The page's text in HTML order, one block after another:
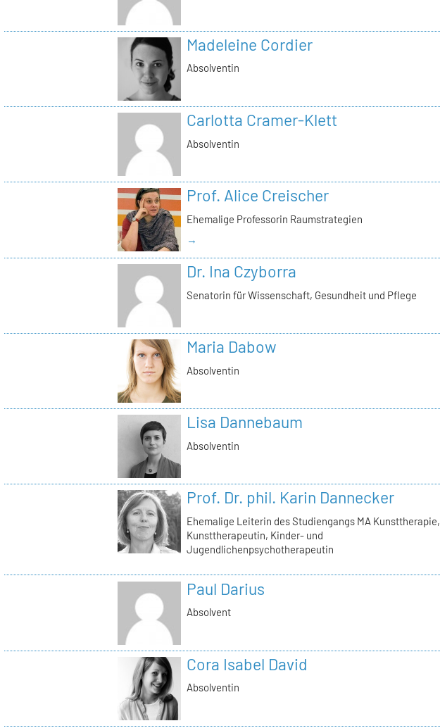
Madeleine Cordier
Absolventin
Carlotta Cramer-Klett
Absolventin
Prof. Alice Creischer
Ehemalige Professorin Raumstrategien
→
Dr. Ina Czyborra
Senatorin für Wissenschaft, Gesundheit und Pflege
Maria Dabow
Absolventin
Lisa Dannebaum
Absolventin
Prof. Dr. phil. Karin Dannecker
Ehemalige Leiterin des Studiengangs MA Kunsttherapie,
Kunsttherapeutin, Kinder- und
Jugendlichenpsychotherapeutin
Paul Darius
Absolvent
Cora Isabel David
Absolventin